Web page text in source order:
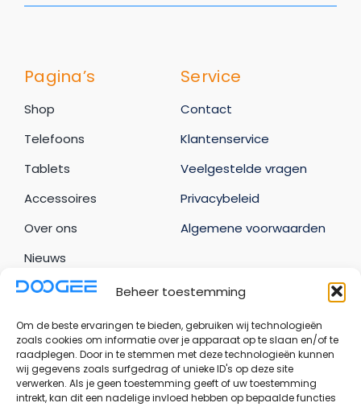
Beheer toestemming
Om de beste ervaringen te bieden, gebruiken wij technologieën
zoals cookies om informatie over je apparaat op te slaan en/of te
raadplegen. Door in te stemmen met deze technologieën kunnen
wij gegevens zoals surfgedrag of unieke ID's op deze site
verwerken. Als je geen toestemming geeft of uw toestemming
intrekt, kan dit een nadelige invloed hebben op bepaalde functies
Pagina’s
Shop
Telefoons
Tablets
Accessoires
Over ons
Nieuws
Service
Contact
Klantenservice
Veelgestelde vragen
Privacybeleid
Algemene voorwaarden
Uw account
Bestellingen
Adresgegevens
Accountgegevens